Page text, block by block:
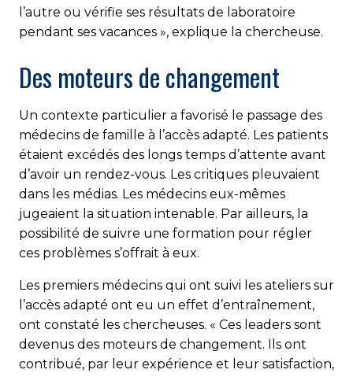
l’autre ou vérifie ses résultats de laboratoire
pendant ses vacances », explique la chercheuse.
Des moteurs de changement
Un contexte particulier a favorisé le passage des
médecins de famille à l’accès adapté. Les patients
étaient excédés des longs temps d’attente avant
d’avoir un rendez-vous. Les critiques pleuvaient
dans les médias. Les médecins eux-mêmes
jugeaient la situation intenable. Par ailleurs, la
possibilité de suivre une formation pour régler
ces problèmes s’offrait à eux.
Les premiers médecins qui ont suivi les ateliers sur
l’accès adapté ont eu un effet d’entraînement,
ont constaté les chercheuses. « Ces leaders sont
devenus des moteurs de changement. Ils ont
contribué, par leur expérience et leur satisfaction,